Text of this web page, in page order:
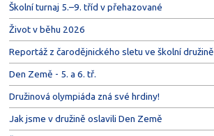
Školní turnaj 5.–9. tříd v přehazované
Život v běhu 2026
Reportáž z čarodějnického sletu ve školní družině
Den Země - 5. a 6. tř.
Družinová olympiáda zná své hrdiny!
Jak jsme v družině oslavili Den Země